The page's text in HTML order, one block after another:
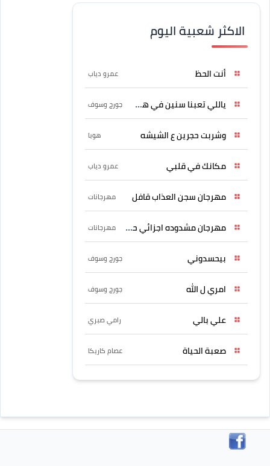
الاكثر شعبية اليوم
أنت الحظ عمرو دياب
ياللي تعبنا سنين في هواه جورج وسوف
وشربت حجرين ع الشيشه هوبا
مكانك في قلبي عمرو دياب
مهرجان سجن العذاب قافل مهرجانات
مهرجان مشدوده اجزائي حربونى مهرجانات
بيحسدوني جورج وسوف
امري ل الله جورج وسوف
علي بالي رامي صبري
صعبة الحياة عصام كاريكا